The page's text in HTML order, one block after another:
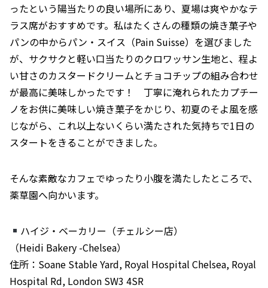
ったという陽当たりの良い場所にあり、夏場は爽やかなテ
ラス席がおすすめです。私はたくさんの種類の焼き菓子や
パンの中からパン・スイス（Pain Suisse）を選びました
が、サクサクと軽い口当たりのクロワッサン生地と、程よ
い甘さのカスタードクリームとチョコチップの組み合わせ
が最高に美味しかったです！ 丁寧に淹れられたカプチー
ノをお供に美味しい焼き菓子をかじり、初夏のそよ風を感
じながら、これ以上ないくらい満たされた気持ちで1日の
スタートをきることができました。
そんな素敵なカフェでゆったり小腹を満たしたところで、
薬草園へ向かいます。
ハイジ・ベーカリー（チェルシー店）
（Heidi Bakery -Chelsea）
住所：Soane Stable Yard, Royal Hospital Chelsea, Royal
Hospital Rd, London SW3 4SR